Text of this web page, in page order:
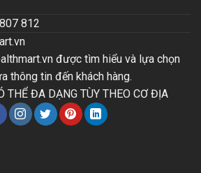
812
được tìm hiểu và lựa chọn
thông tin đến khách hàng.
THỂ ĐA DẠNG TÙY THEO CƠ ĐỊA